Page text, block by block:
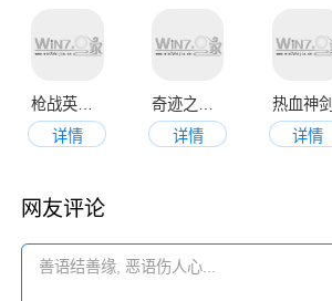
枪战英雄官网手机版
详情
奇迹之剑九游版本
详情
热血神剑
详情
网友评论